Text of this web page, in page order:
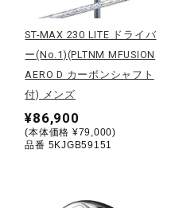
コラボ／ライセンス
セール
その他
ST-MAX 230 LITE ドライバ
ー(No.1)(PLTNM MFUSION
AERO D カーボンシャフト
付) メンズ
¥86,900
(本体価格 ¥79,000)
品番 5KJGB59151